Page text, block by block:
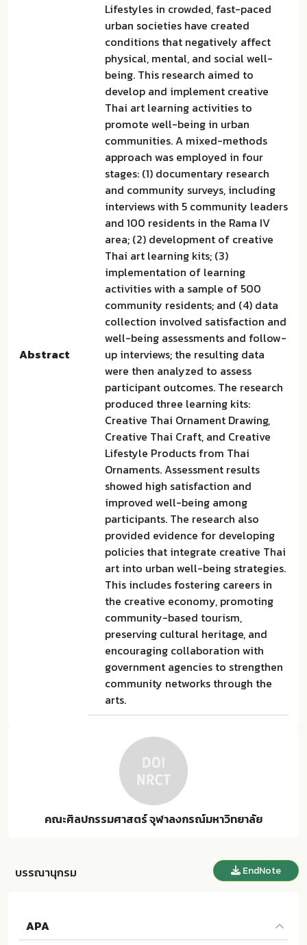
Abstract
Lifestyles in crowded, fast-paced
urban societies have created
conditions that negatively affect
physical, mental, and social well-
being. This research aimed to
develop and implement creative
Thai art learning activities to
promote well-being in urban
communities. A mixed-methods
approach was employed in four
stages: (1) documentary research
and community surveys, including
interviews with 5 community leaders
and 100 residents in the Rama IV
area; (2) development of creative
Thai art learning kits; (3)
implementation of learning
activities with a sample of 500
community residents; and (4) data
collection involved satisfaction and
well-being assessments and follow-
up interviews; the resulting data
were then analyzed to assess
participant outcomes. The research
produced three learning kits:
Creative Thai Ornament Drawing,
Creative Thai Craft, and Creative
Lifestyle Products from Thai
Ornaments. Assessment results
showed high satisfaction and
improved well-being among
participants. The research also
provided evidence for developing
policies that integrate creative Thai
art into urban well-being strategies.
This includes fostering careers in
the creative economy, promoting
community-based tourism,
preserving cultural heritage, and
encouraging collaboration with
government agencies to strengthen
community networks through the
arts.
คณะศิลปกรรมศาสตร์ จุฬาลงกรณ์มหาวิทยาลัย
บรรณานุกรม EndNote
APA